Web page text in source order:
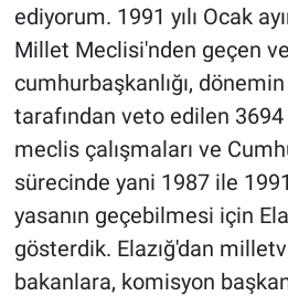
ediyorum. 1991 yılı Ocak
Millet Meclisi'nden geçen
cumhurbaşkanlığı,
tarafından veto edilen 3694
meclis çalışmaları ve
sürecinde yani 1987 ile
yasanın geçebilmesi için
gösterdik. Elazığ'dan
bakanlara, komisyon